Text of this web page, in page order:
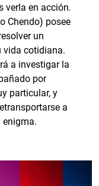
verla en acción.
Chendo) posee
un
vida cotidiana.
a investigar la
por
particular, y
a
enigma.